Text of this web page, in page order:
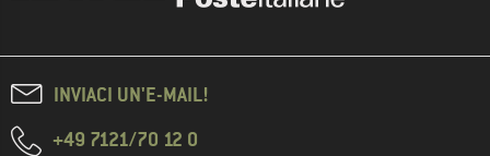
INVIACI UN'E-MAIL!
+49 7121/70 12 0